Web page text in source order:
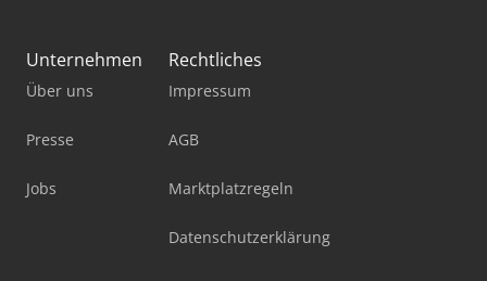
Unternehmen
Über uns
Presse
Jobs
Rechtliches
Impressum
AGB
Marktplatzregeln
Datenschutzerklärung